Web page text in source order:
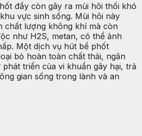
đầy còn gây ra mùi hôi thối khó
vực sinh sống. Mùi hôi này
chất lượng không khí mà còn
như H2S, metan, có thể ảnh
Một dịch vụ hút bể phốt
bỏ hoàn toàn chất thải, ngăn
triển của vi khuẩn gây hại, trả
gian sống trong lành và an